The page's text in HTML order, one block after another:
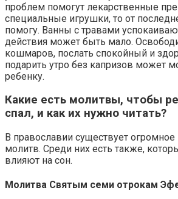
проблем помогут лекарственные
специальные игрушки, то от
помогу. Ванны с травами
действия может быть мало.
кошмаров, послать спокойный и
подарить утро без капризов может
ребенку.
Какие есть молитвы, чтобы
спал, и как их нужно читать?
В православии существует огромное
молитв. Среди них есть также,
влияют на сон.
Молитва Святым семи отрокам